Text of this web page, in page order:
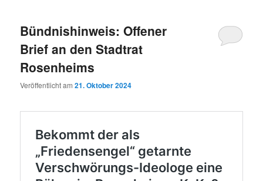
Bündnishinweis: Offener
Brief an den Stadtrat
Rosenheims
Veröffentlicht am21. Oktober 2024